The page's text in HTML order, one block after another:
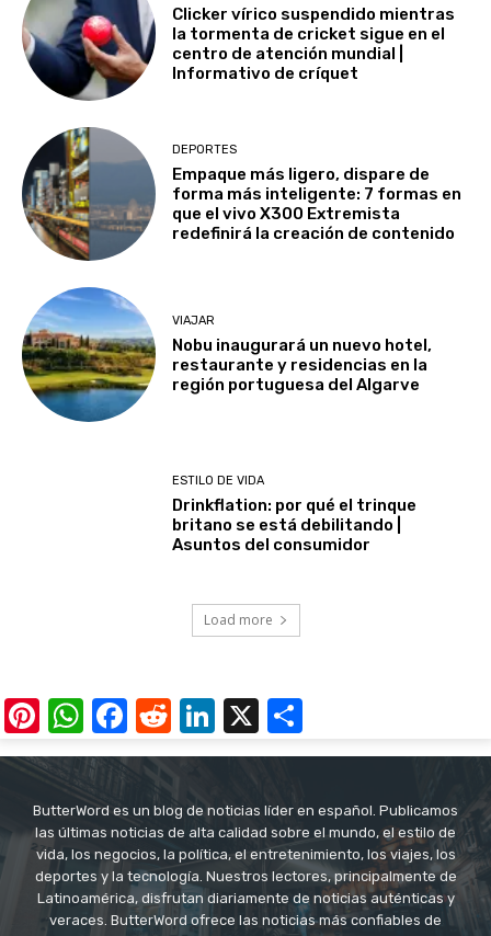
Clicker vírico suspendido mientras
la tormenta de cricket sigue en el
centro de atención mundial |
Informativo de críquet
DEPORTES
Empaque más ligero, dispare de
forma más inteligente: 7 formas en
que el vivo X300 Extremista
redefinirá la creación de contenido
VIAJAR
Nobu inaugurará un nuevo hotel,
restaurante y residencias en la
región portuguesa del Algarve
ESTILO DE VIDA
Drinkflation: por qué el trinque
britano se está debilitando |
Asuntos del consumidor
Load more
Pinterest
WhatsApp
Facebook
RedditLinkedIn
X
ButterWord es un blog de noticias líder en español. Publicamos
las últimas noticias de alta calidad sobre el mundo, el estilo de
vida, los negocios, la política, el entretenimiento, los viajes, los
deportes y la tecnología. Nuestros lectores, principalmente de
Latinoamérica, disfrutan diariamente de noticias auténticas y
veraces. ButterWord ofrece las noticias más confiables de